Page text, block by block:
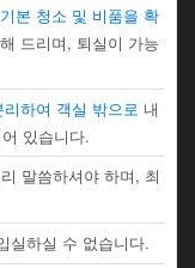
본 청소 및 비품을 확
해 드리며, 퇴실이 가능
하여 객실 밖으로 내
있습니다.
말씀하셔야 하며, 최
실하실 수 없습니다.